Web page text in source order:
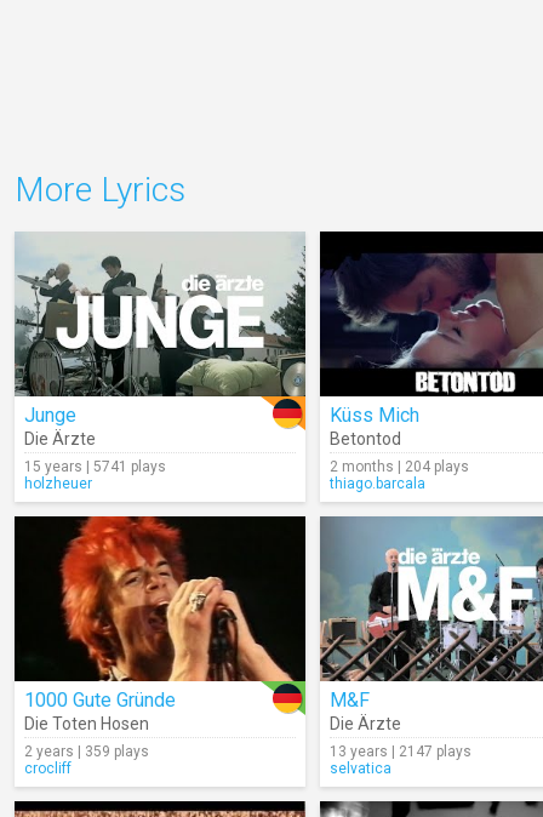
More Lyrics
Junge
Die Ärzte
15 years | 5741 plays
holzheuer
Küss Mich
Betontod
2 months | 204 plays
thiago.barcala
1000 Gute Gründe
Die Toten Hosen
2 years | 359 plays
crocliff
M&F
Die Ärzte
13 years | 2147 plays
selvatica